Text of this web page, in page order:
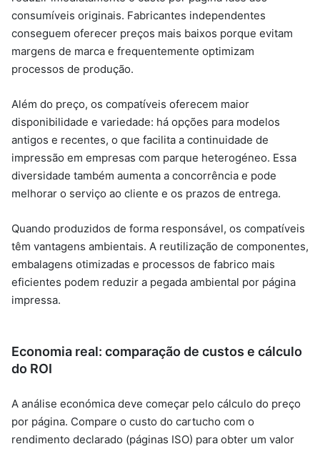
consumíveis originais. Fabricantes independentes
conseguem oferecer preços mais baixos porque evitam
margens de marca e frequentemente optimizam
processos de produção.
Além do preço, os compatíveis oferecem maior
disponibilidade e variedade: há opções para modelos
antigos e recentes, o que facilita a continuidade de
impressão em empresas com parque heterogéneo. Essa
diversidade também aumenta a concorrência e pode
melhorar o serviço ao cliente e os prazos de entrega.
Quando produzidos de forma responsável, os compatíveis
têm vantagens ambientais. A reutilização de componentes,
embalagens otimizadas e processos de fabrico mais
eficientes podem reduzir a pegada ambiental por página
impressa.
Economia real: comparação de custos e cálculo
do ROI
A análise económica deve começar pelo cálculo do preço
por página. Compare o custo do cartucho com o
rendimento declarado (páginas ISO) para obter um valor